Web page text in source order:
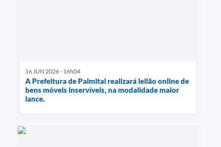
16 JUN 2026 - 16h04
A Prefeitura de Palmital realizará leilão online de
bens móveis inservíveis, na modalidade maior
lance.